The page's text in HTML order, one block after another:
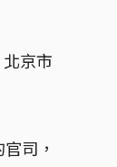
京市
司，